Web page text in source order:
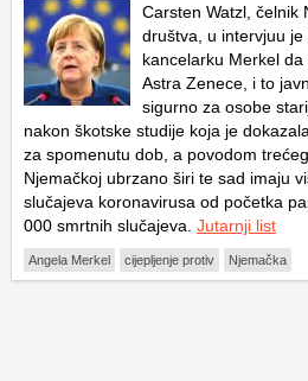
Carsten Watzl, čelnik
društva, u intervjuu
kancelarku Merkel
Astra Zenece, i to
sigurno za osobe
nakon škotske studije koja je
za spomenutu dob, a povodom
Njemačkoj ubrzano širi te sad imaju
slučajeva koronavirusa od početka
000 smrtnih slučajeva. Jutarnji list
Angela Merkel cijepljenje protiv Njemačka